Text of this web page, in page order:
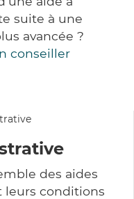
suite à une
avancée ?
conseiller
des aides
leurs conditions